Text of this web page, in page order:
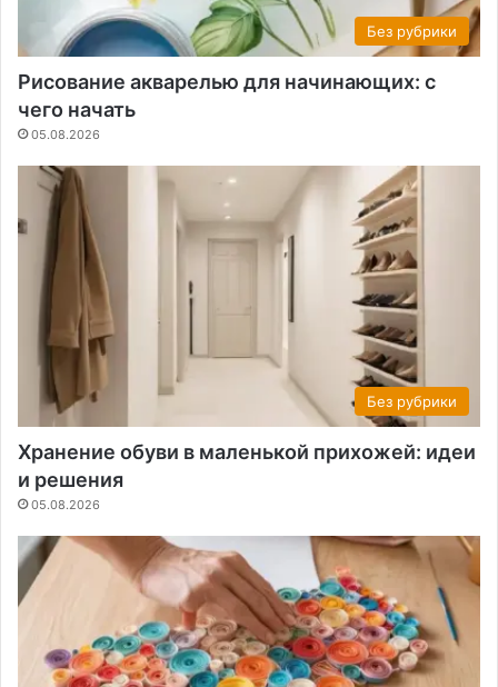
Без рубрики
Рисование акварелью для начинающих: с
чего начать
05.08.2026
Без рубрики
Хранение обуви в маленькой прихожей: идеи
и решения
05.08.2026